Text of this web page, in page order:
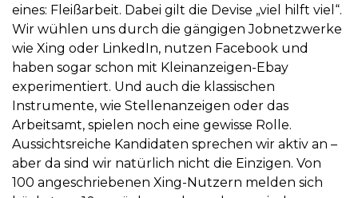
eines: Fleißarbeit. Dabei gilt die Devise „viel hilft viel“.
Wir wühlen uns durch die gängigen Jobnetzwerke
wie Xing oder LinkedIn, nutzen Facebook und
haben sogar schon mit Kleinanzeigen-Ebay
experimentiert. Und auch die klassischen
Instrumente, wie Stellenanzeigen oder das
Arbeitsamt, spielen noch eine gewisse Rolle.
Aussichtsreiche Kandidaten sprechen wir aktiv an –
aber da sind wir natürlich nicht die Einzigen. Von
100 angeschriebenen Xing-Nutzern melden sich